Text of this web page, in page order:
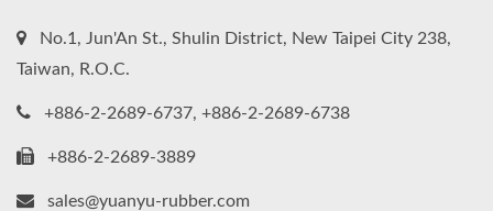
No.1, Jun'An St., Shulin District, New Taipei City 238,
Taiwan, R.O.C.
+886-2-2689-6737, +886-2-2689-6738
+886-2-2689-3889
sales@yuanyu-rubber.com